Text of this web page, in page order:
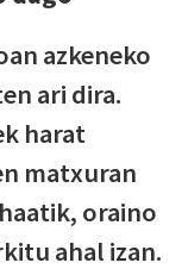
azkeneko
ari dira.
harat
matxuran
oraino
ahal izan.